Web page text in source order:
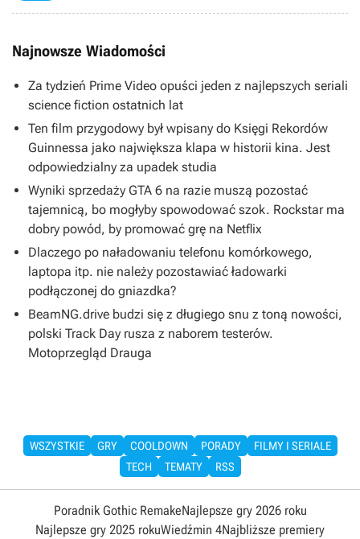
Najnowsze Wiadomości
Za tydzień Prime Video opuści jeden z najlepszych seriali
science fiction ostatnich lat
Ten film przygodowy był wpisany do Księgi Rekordów
Guinnessa jako największa klapa w historii kina. Jest
odpowiedzialny za upadek studia
Wyniki sprzedaży GTA 6 na razie muszą pozostać
tajemnicą, bo mogłyby spowodować szok. Rockstar ma
dobry powód, by promować grę na Netflix
Dlaczego po naładowaniu telefonu komórkowego,
laptopa itp. nie należy pozostawiać ładowarki
podłączonej do gniazdka?
BeamNG.drive budzi się z długiego snu z toną nowości,
polski Track Day rusza z naborem testerów.
Motoprzegląd Drauga
WSZYSTKIE GRY COOLDOWN PORADY
FILMY I SERIALE
TECH
TEMATY RSS
Poradnik Gothic RemakeNajlepsze gry 2026 roku
Najlepsze gry 2025 rokuWiedźmin 4Najbliższe premiery